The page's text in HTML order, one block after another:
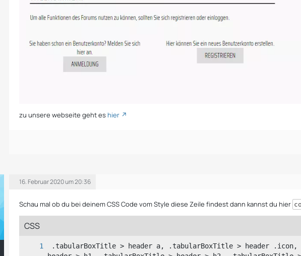
zu unsere webseite geht es hier
16. Februar 2020 um 20:36
Schau mal ob du bei deinem CSS Code vom Style diese Zeile findest dann kannst du hier
CSS
.tabularBoxTitle > header a, .tabularBoxTitle > header